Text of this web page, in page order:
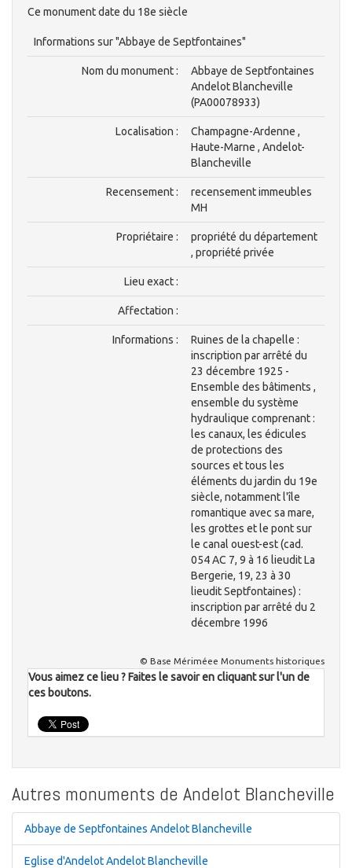
Ce monument date du 18e siècle
Informations sur "Abbaye de Septfontaines"
Nom du monument :
Abbaye de Septfontaines
Andelot Blancheville
(PA00078933)
Localisation :
Champagne-Ardenne ,
Haute-Marne , Andelot-
Blancheville
Recensement :
recensement immeubles
MH
Propriétaire :
propriété du département
, propriété privée
Lieu exact :
Affectation :
Informations :
Ruines de la chapelle :
inscription par arrêté du
23 décembre 1925 -
Ensemble des bâtiments ,
ensemble du système
hydraulique comprenant :
les canaux, les édicules
de protections des
sources et tous les
éléments du jardin du 19e
siècle, notamment l'île
romantique avec sa mare,
les grottes et le pont sur
le canal ouest-est (cad.
054 AC 7, 9 à 16 lieudit La
Bergerie, 19, 23 à 30
lieudit Septfontaines) :
inscription par arrêté du 2
décembre 1996
© Base Mériméee Monuments historiques
Vous aimez ce lieu ? Faites le savoir en cliquant sur l'un de
ces boutons.
Autres monuments de Andelot Blancheville
Abbaye de Septfontaines Andelot Blancheville
Eglise d'Andelot Andelot Blancheville